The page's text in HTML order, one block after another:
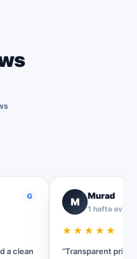
G
a clean
M
Murad
1 həftə əvvəl
★★★★★
“Transparent